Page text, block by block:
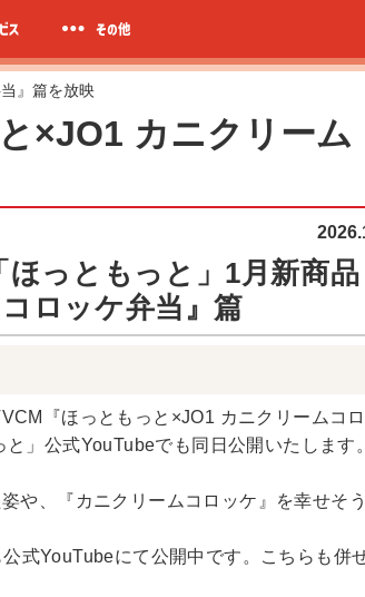
ス その他
』篇を放映
×JO1 カニクリーム
っともっと」1月新商品
ロッケ弁当』篇
『ほっともっと×JO1 カニクリームコ
」公式YouTubeでも同日公開いたします。
や、『カニクリームコロッケ』を幸せそ
式YouTubeにて公開中です。こちらも併